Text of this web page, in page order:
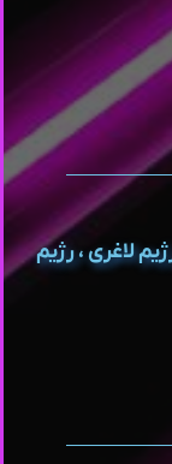
لاغری ، رژیم